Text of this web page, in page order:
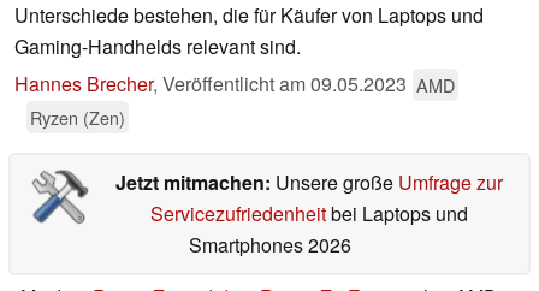
Unterschiede bestehen, die für Käufer von Laptops und
Gaming-Handhelds relevant sind.
Hannes Brecher, Veröffentlicht am09.05.2023 AMD
Ryzen (Zen)
Jetzt mitmachen: Unsere große Umfrage zur
Servicezufriedenheitbei Laptops und
Smartphones 2026